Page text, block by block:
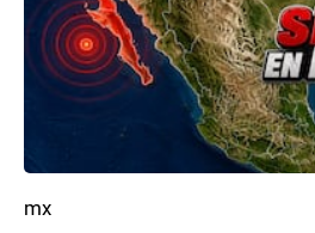
mx